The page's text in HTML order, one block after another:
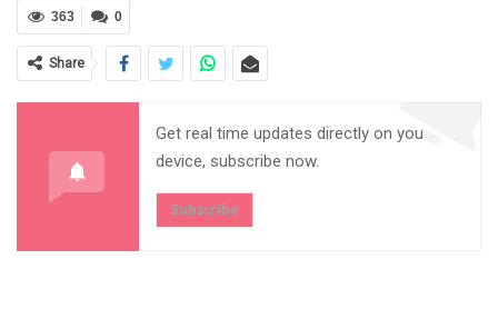
0
363
Share
Get real time updates directly on you
device, subscribe now.
Subscribe